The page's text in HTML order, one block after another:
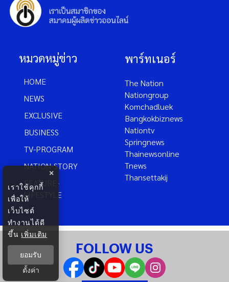
หมวดหมู่ข่าว
HOME
NEWS
EXCLUSIVE
BUSINESS
TV-PROGRAM
NATION-STORY
FEATURE-
LIFESTYLE
พาร์ทเนอร์
The Nation
Nationgroup
Komchadluek
Bangkokbiznews
Nationtv
Springnews
Thainewsonline
Tnews
Thansettakij
FOLLOW US
×
เราใช้คุกกี้
เพื่อให้
เว็บไซต์
ทำงานได้ดี
ขึ้น เพิ่มเติม
ยอมรับ
ตั้งค่า